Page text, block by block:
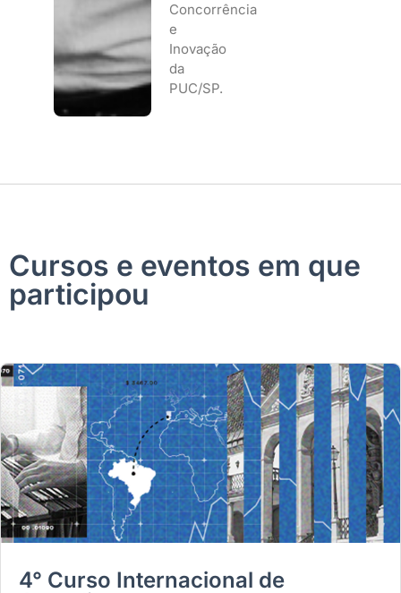
Concorrência
e
Inovação
da
PUC/SP.
Cursos e eventos em que
participou
4° Curso Internacional de